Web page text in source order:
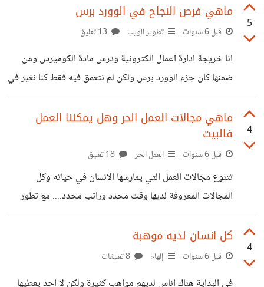
جاهزة من قبل ولكن سؤال ما هو الفرق بين اللغتين؟؟
5
ماهي فرص النجاح في الوورد برس
قبل 6 سنوات تطوير الويب
انا خريجة ادارة اعمال الكترونية ودرس مادة الكوميرس ومن
ضمنها كان جزء الوورد برس ولكن لم نتعمق فيه فقط كنا نغير في
لوحة التحكم ولكن عندما ارى المشاريع على منصات العمل الحر
ارى مطلوب وورد برس مع اشياء اخرى فما هي مجالات الوورد
برس؟؟؟
4
ماهي مجالات العمل الحر وهل يمكننا العمل
فالبيت
قبل 6 سنوات العمل الحر
تتنوع مجالات العمل التي يمارسها الانسان في حياته وكل
المجالات المعروفة لديها وقت محدد وراتب محدد.... مع تطور
الحياه والبشر فقد ظهر نوع جديد من انواع العمل الذي يحقق
الانجازات التي ننزجها في الحياه الطبيعية ولكن تحت زروف
ومقاييس مختلفة، العمل الحر هو عمل يكون فيه صاحبه مديراً
4
كل انسان لديه موهبة
قبل 6 سنوات إلهام